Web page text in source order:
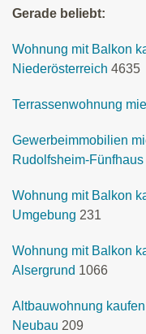
Gerade beliebt:
Wohnung mit Balkon
Niederösterreich 4635
Terrassenwohnung
Gewerbeimmobilien
Rudolfsheim-Fünfhaus
Wohnung mit Balkon
Umgebung 231
Wohnung mit Balkon
Alsergrund 1066
Altbauwohnung
Neubau 209